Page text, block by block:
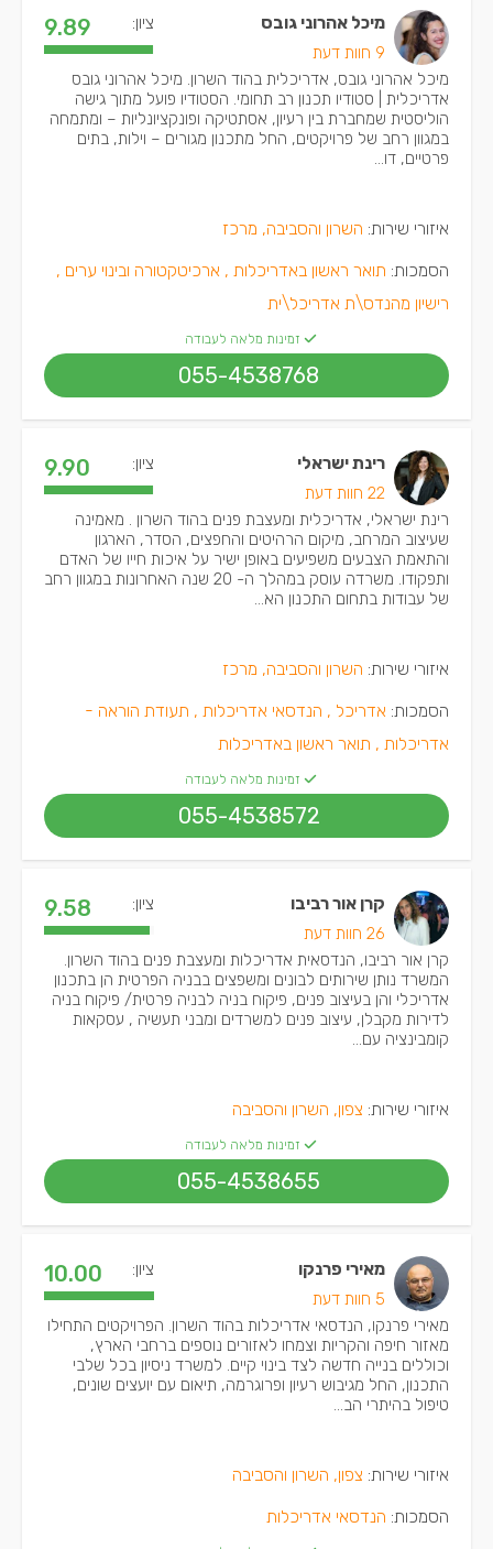
מיכל אהרוני גובס
9 חוות דעת
ציון: 9.89
מיכל אהרוני גובס, אדריכלית בהוד השרון. מיכל אהרוני גובס
אדריכלית | סטודיו תכנון רב תחומי. הסטודיו פועל מתוך גישה
הוליסטית שמחברת בין רעיון, אסתטיקה ופונקציונליות – ומתמחה
במגוון רחב של פרויקטים, החל מתכנון מגורים – וילות, בתים
פרטיים, דו...
איזורי שירות: השרון והסביבה, מרכז
הסמכות: תואר ראשון באדריכלות , ארכיטקטורה ובינוי ערים ,
רישיון מהנדס\ת אדריכל\ית
זמינות מלאה לעבודה
055-4538768
רינת ישראלי
22 חוות דעת
ציון: 9.90
רינת ישראלי, אדריכלית ומעצבת פנים בהוד השרון . מאמינה
שעיצוב המרחב, מיקום הרהיטים והחפצים, הסדר, הארגון
והתאמת הצבעים משפיעים באופן ישיר על איכות חייו של האדם
ותפקודו. משרדה עוסק במהלך ה- 20 שנה האחרונות במגוון רחב
של עבודות בתחום התכנון הא...
איזורי שירות: השרון והסביבה, מרכז
הסמכות: אדריכל , הנדסאי אדריכלות , תעודת הוראה -
אדריכלות , תואר ראשון באדריכלות
זמינות מלאה לעבודה
055-4538572
קרן אור רביבו
26 חוות דעת
ציון: 9.58
קרן אור רביבו, הנדסאית אדריכלות ומעצבת פנים בהוד השרון.
המשרד נותן שירותים לבונים ומשפצים בבניה הפרטית הן בתכנון
אדריכלי והן בעיצוב פנים, פיקוח בניה לבניה פרטית/ פיקוח בניה
לדירות מקבלן, עיצוב פנים למשרדים ומבני תעשיה , עסקאות
קומבינציה עם...
איזורי שירות: צפון, השרון והסביבה
זמינות מלאה לעבודה
055-4538655
מאירי פרנקו
5 חוות דעת
ציון: 10.00
מאירי פרנקו, הנדסאי אדריכלות בהוד השרון. הפרויקטים התחילו
מאזור חיפה והקריות וצמחו לאזורים נוספים ברחבי הארץ,
וכוללים בנייה חדשה לצד בינוי קיים. למשרד ניסיון בכל שלבי
התכנון, החל מגיבוש רעיון ופרוגרמה, תיאום עם יועצים שונים,
טיפול בהיתרי הב...
איזורי שירות: צפון, השרון והסביבה
הסמכות: הנדסאי אדריכלות